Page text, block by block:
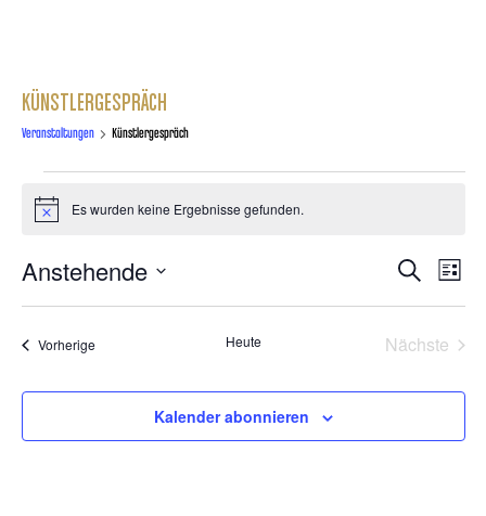
KÜNSTLERGESPRÄCH
Veranstaltungen Künstlergespräch
HinweisEs wurden keine Ergebnisse gefunden.
SUCHE
UND
Suche
Liste
Anstehende
VorherigeVeranstaltungen Heute
Nächste
Kalender abonnieren